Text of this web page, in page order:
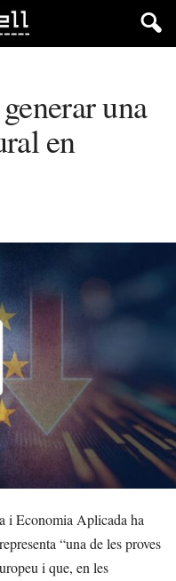
una
en
i Economia Aplicada ha
“una de les proves
i que, en les